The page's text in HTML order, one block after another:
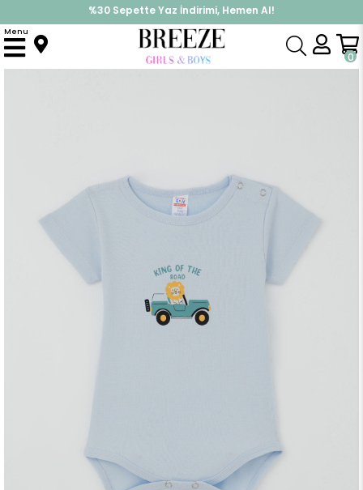
%30 Sepette Yaz İndirimi, Hemen Al!
İndirimlere ek %10 İndirimi Kap, Hemen Üye Ol!
0
Menu
Anasayfa Pijama & İç Giyim ERKEK Zıbın Erkek Çocuk Çıtçıtlı Kısa Kollu Zıbın Body Maceracı Aslancık Baskılı Açık Mavi (1-3 Yaş)